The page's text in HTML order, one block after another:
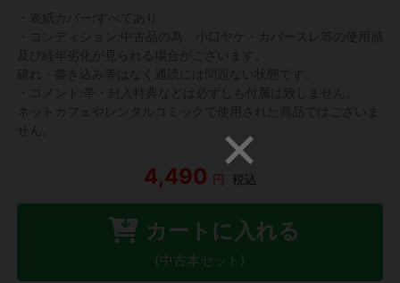
4,490 円 税込
カートに入れる
(中古本セット)